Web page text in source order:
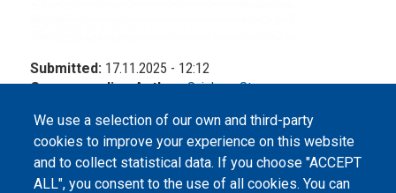
Submitted: 17.11.2025 - 12:12
Corresponding Author:Snizhana Stepanova
We use a selection of our own and third-party
cookies to improve your experience on this website
and to collect statistical data. If you choose "ACCEPT
ALL", you consent to the use of all cookies. You can